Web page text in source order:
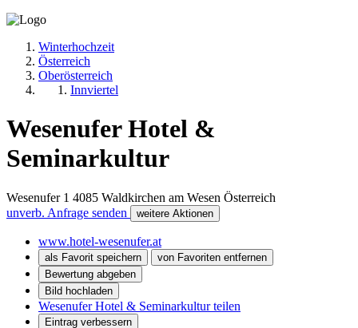
Winterhochzeit
Österreich
Oberösterreich
Innviertel
Wesenufer Hotel &
Seminarkultur
Wesenufer 1 4085 Waldkirchen am Wesen Österreich
unverb. Anfrage senden
weitere Aktionen
www.hotel-wesenufer.at
als Favorit speichern
von Favoriten entfernen
Bewertung abgeben
Bild hochladen
Wesenufer Hotel & Seminarkultur teilen
Eintrag verbessern